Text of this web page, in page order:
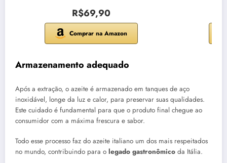
R$69,90
Comprar na Amazon
Armazenamento adequado
Após a extração, o azeite é armazenado em tanques de aço
inoxidável, longe da luz e calor, para preservar suas qualidades.
Este cuidado é fundamental para que o produto final chegue ao
consumidor com a máxima frescura e sabor.
Todo esse processo faz do azeite italiano um dos mais respeitados
no mundo, contribuindo para o legado gastronômico da Itália.